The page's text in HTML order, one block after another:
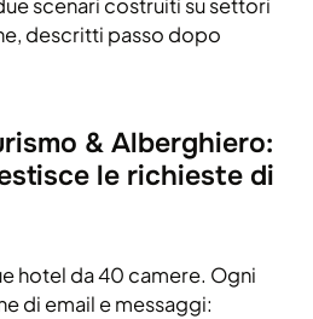
scenari costruiti su settori
descritti passo dopo
& Alberghiero:
le richieste di
hotel da 40 camere. Ogni
di email e messaggi: